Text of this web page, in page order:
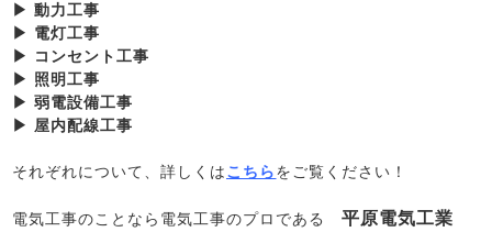
▶ 動力工事
▶ 電灯工事
▶ コンセント工事
▶ 照明工事
▶ 弱電設備工事
▶ 屋内配線工事
それぞれについて、詳しくはこちらをご覧ください！
電気工事のことなら電気工事のプロである平原電気工業